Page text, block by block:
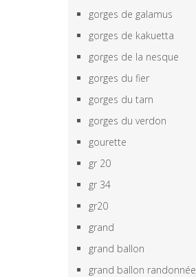
gorges de galamus
gorges de kakuetta
gorges de la nesque
gorges du fier
gorges du tarn
gorges du verdon
gourette
gr 20
gr 34
gr20
grand
grand ballon
grand ballon randonnée